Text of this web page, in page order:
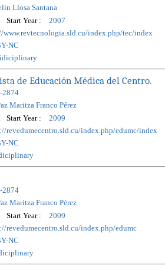
Llosa Santana
Start Year :
2007
www.revtecnologia.sld.cu/index.php/tec/index
NC
de Educación Médica del Centro.
2874
Maritza Franco Pérez
Start Year :
2009
revedumecentro.sld.cu/index.php/edumc/index
NC
2874
Maritza Franco Pérez
Start Year :
2009
revedumecentro.sld.cu/index.php/edumc
NC